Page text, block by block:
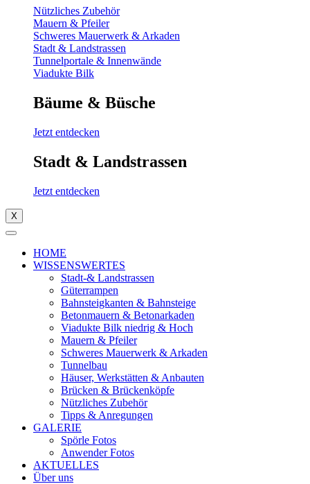
Nützliches Zubehör
Mauern & Pfeiler
Schweres Mauerwerk & Arkaden
Stadt & Landstrassen
Tunnelportale & Innenwände
Viadukte Bilk
Bäume & Büsche
Jetzt entdecken
Stadt & Landstrassen
Jetzt entdecken
X
HOME
WISSENSWERTES
Stadt-& Landstrassen
Güterrampen
Bahnsteigkanten & Bahnsteige
Betonmauern & Betonarkaden
Viadukte Bilk niedrig & Hoch
Mauern & Pfeiler
Schweres Mauerwerk & Arkaden
Tunnelbau
Häuser, Werkstätten & Anbauten
Brücken & Brückenköpfe
Nützliches Zubehör
Tipps & Anregungen
GALERIE
Spörle Fotos
Anwender Fotos
AKTUELLES
Über uns